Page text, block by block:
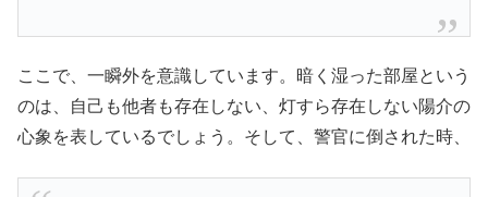
ここで、一瞬外を意識しています。暗く湿った部屋という
のは、自己も他者も存在しない、灯すら存在しない陽介の
心象を表しているでしょう。そして、警官に倒された時、